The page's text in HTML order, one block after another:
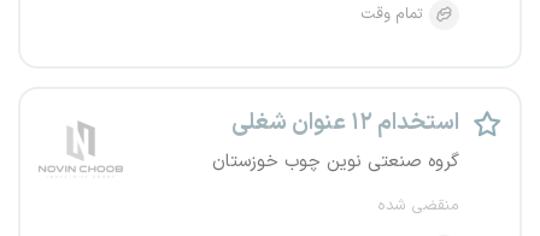
تمام وقت
استخدام ۱۲ عنوان شغلی
گروه صنعتی نوین چوب خوزستان
منقضی شده